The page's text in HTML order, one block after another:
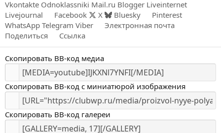
в
ё
Vkontakte Odnoklassniki Mail.ru Blogger Liveinternet
Livejournal
Facebook X Bluesky
Pinterest
WhatsApp Telegram Viber
Электронная почта
Поделиться
Ссылка
Скопировать BB-код медиа
Скопировать BB-код с миниатюрой изображения
Скопировать BB-код галереи